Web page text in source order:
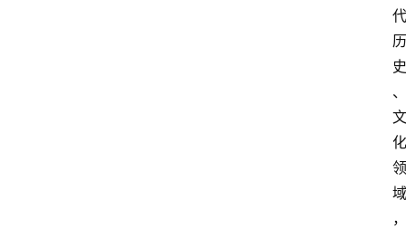
代
历
史
、
文
化
领
域
，